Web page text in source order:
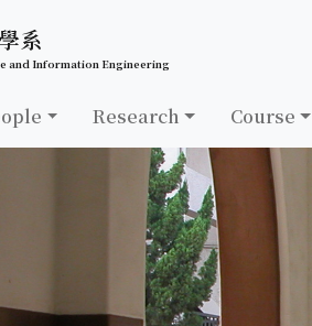
系
and Information Engineering
Research Course